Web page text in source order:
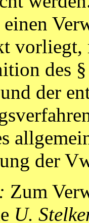
einen
des
der
der
Zum
U.